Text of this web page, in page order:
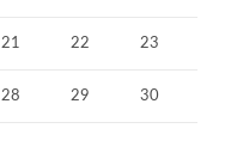
21 22 23
28 29 30